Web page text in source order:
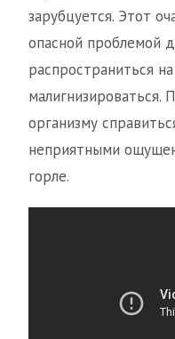
зарубцуется. Этот
опасной проблемой
распространиться
малигнизироваться.
организму
неприятными
горле.